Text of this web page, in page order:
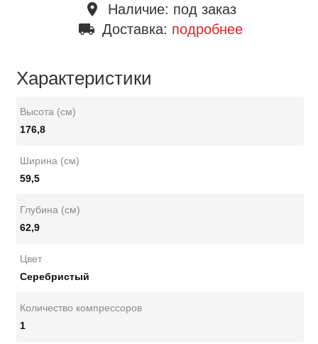
place Наличие: под заказ
local_shipping Доставка: подробнее
Характеристики
Высота (см)
176,8
Ширина (см)
59,5
Глубина (см)
62,9
Цвет
Серебристый
Количество компрессоров
1